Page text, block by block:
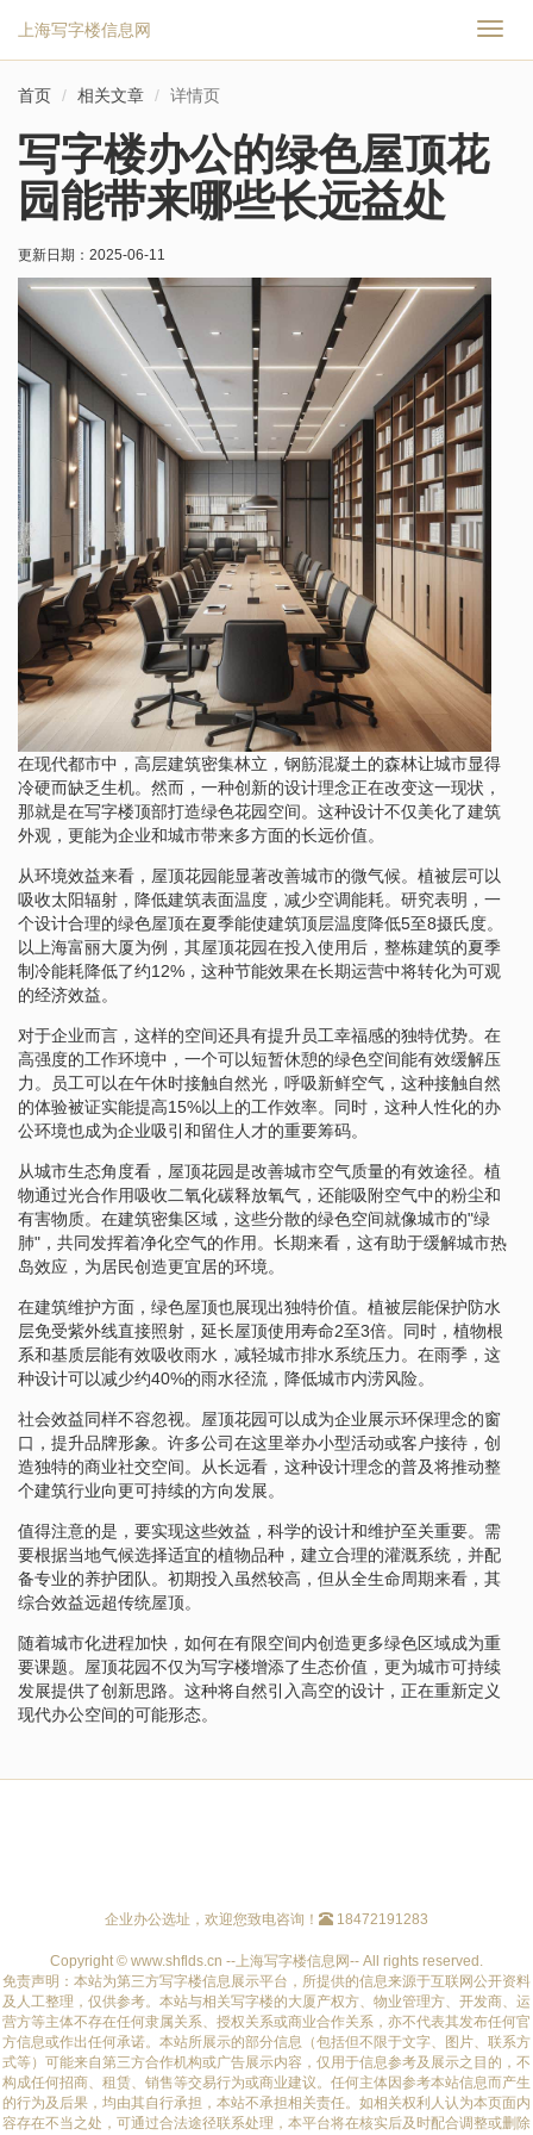
切
上海写字楼信息网
首页 相关文章 详情页
写字楼办公的绿色屋顶花
园能带来哪些长远益处
更新日期： 2025-06-11
在现代都市中，高层建筑密集林立，钢筋混凝土的森林让城市显得
冷硬而缺乏生机。然而，一种创新的设计理念正在改变这一现状，
那就是在写字楼顶部打造绿色花园空间。这种设计不仅美化了建筑
外观，更能为企业和城市带来多方面的长远价值。
从环境效益来看，屋顶花园能显著改善城市的微气候。植被层可以
吸收太阳辐射，降低建筑表面温度，减少空调能耗。研究表明，一
个设计合理的绿色屋顶在夏季能使建筑顶层温度降低5至8摄氏度。
以上海富丽大厦为例，其屋顶花园在投入使用后，整栋建筑的夏季
制冷能耗降低了约12%，这种节能效果在长期运营中将转化为可观
的经济效益。
对于企业而言，这样的空间还具有提升员工幸福感的独特优势。在
高强度的工作环境中，一个可以短暂休憩的绿色空间能有效缓解压
力。员工可以在午休时接触自然光，呼吸新鲜空气，这种接触自然
的体验被证实能提高15%以上的工作效率。同时，这种人性化的办
公环境也成为企业吸引和留住人才的重要筹码。
从城市生态角度看，屋顶花园是改善城市空气质量的有效途径。植
物通过光合作用吸收二氧化碳释放氧气，还能吸附空气中的粉尘和
有害物质。在建筑密集区域，这些分散的绿色空间就像城市的"绿
肺"，共同发挥着净化空气的作用。长期来看，这有助于缓解城市热
岛效应，为居民创造更宜居的环境。
在建筑维护方面，绿色屋顶也展现出独特价值。植被层能保护防水
层免受紫外线直接照射，延长屋顶使用寿命2至3倍。同时，植物根
系和基质层能有效吸收雨水，减轻城市排水系统压力。在雨季，这
种设计可以减少约40%的雨水径流，降低城市内涝风险。
社会效益同样不容忽视。屋顶花园可以成为企业展示环保理念的窗
口，提升品牌形象。许多公司在这里举办小型活动或客户接待，创
造独特的商业社交空间。从长远看，这种设计理念的普及将推动整
个建筑行业向更可持续的方向发展。
值得注意的是，要实现这些效益，科学的设计和维护至关重要。需
要根据当地气候选择适宜的植物品种，建立合理的灌溉系统，并配
备专业的养护团队。初期投入虽然较高，但从全生命周期来看，其
综合效益远超传统屋顶。
随着城市化进程加快，如何在有限空间内创造更多绿色区域成为重
要课题。屋顶花园不仅为写字楼增添了生态价值，更为城市可持续
发展提供了创新思路。这种将自然引入高空的设计，正在重新定义
现代办公空间的可能形态。
企业办公选址，欢迎您致电咨询！ 18472191283
Copyright © www.shflds.cn --上海写字楼信息网-- All rights reserved.
免责声明：本站为第三方写字楼信息展示平台，所提供的信息来源于互联网公开资料
及人工整理，仅供参考。本站与相关写字楼的大厦产权方、物业管理方、开发商、运
营方等主体不存在任何隶属关系、授权关系或商业合作关系，亦不代表其发布任何官
方信息或作出任何承诺。本站所展示的部分信息（包括但不限于文字、图片、联系方
式等）可能来自第三方合作机构或广告展示内容，仅用于信息参考及展示之目的，不
构成任何招商、租赁、销售等交易行为或商业建议。任何主体因参考本站信息而产生
的行为及后果，均由其自行承担，本站不承担相关责任。如相关权利人认为本页面内
容存在不当之处，可通过合法途径联系处理，本平台将在核实后及时配合调整或删除